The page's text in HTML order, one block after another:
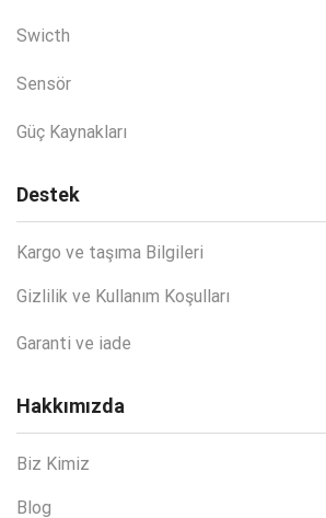
Swicth
Sensör
Güç Kaynakları
Destek
Kargo ve taşıma Bilgileri
Gizlilik ve Kullanım Koşulları
Garanti ve iade
Hakkımızda
Biz Kimiz
Blog